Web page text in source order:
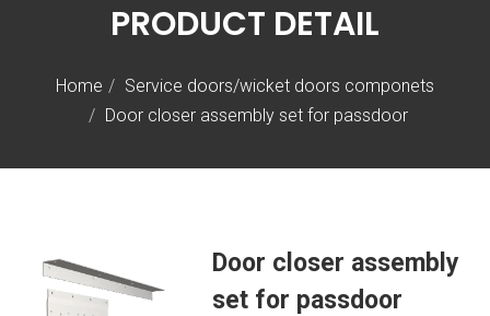
Home
Service doors/wicket doors componets
Door closer assembly set for passdoor
PRODUCT DETAIL
Door closer assembly
set for passdoor